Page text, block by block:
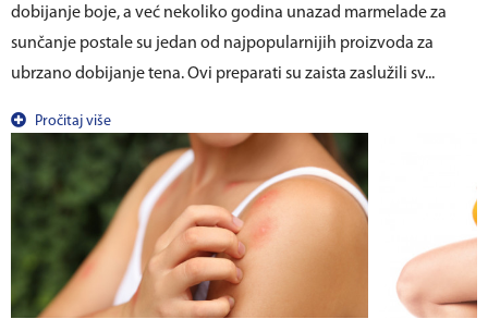
dobijanje boje, a već nekoliko godina unazad marmelade za
sunčanje postale su jedan od najpopularnijih proizvoda za
ubrzano dobijanje tena. Ovi preparati su zaista zaslužili sv...
Pročitaj više